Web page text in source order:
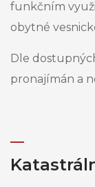
funkčním
obytné
Dle
pronajímán a